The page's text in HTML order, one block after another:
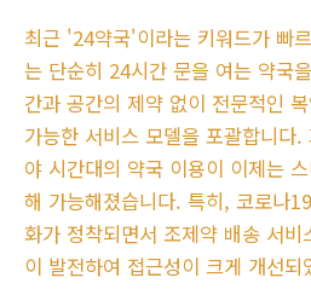
최근 '24약국'이라는 키워드가 빠
는 단순히 24시간 문을 여는 약국
간과 공간의 제약 없이 전문적인
가능한 서비스 모델을 포괄합니다
야 시간대의 약국 이용이 이제는
해 가능해졌습니다. 특히, 코로나
화가 정착되면서 조제약 배송 서
이 발전하여 접근성이 크게 개선되